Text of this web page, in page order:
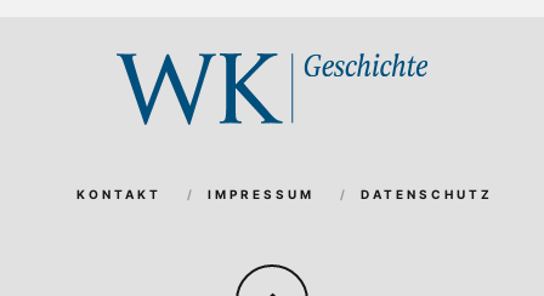
KONTAKT IMPRESSUM DATENSCHUTZ